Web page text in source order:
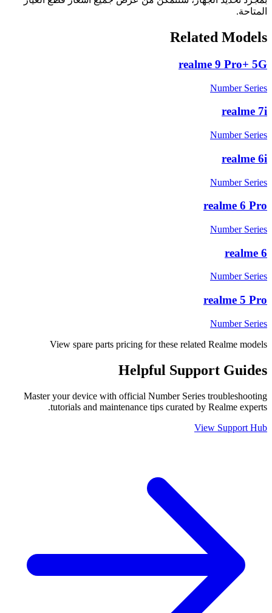
المتاحة.
Related Models
realme 9 Pro+ 5G
Number Series
realme 7i
Number Series
realme 6i
Number Series
realme 6 Pro
Number Series
realme 6
Number Series
realme 5 Pro
Number Series
View spare parts pricing for these related Realme models
Helpful Support Guides
Master your device with official Number Series troubleshooting
tutorials and maintenance tips curated by Realme experts.
View Support Hub